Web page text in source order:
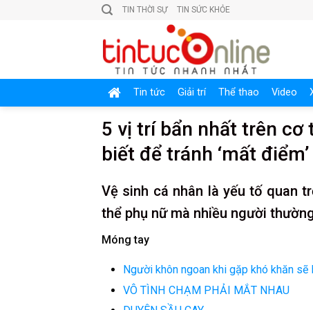
TIN THỜI SỰ TIN SỨC KHỎE
Tin tức Giải trí Thể thao Video
5 vị trí bẩn nhất trên cơ
biết để tránh ‘mất điểm’
Vệ sinh cá nhân là yếu tố quan
thể phụ nữ mà nhiều người
Móng tay
Người khôn ngoan khi gặp khó khăn
VÔ TÌNH CHẠM PHẢI MẮT NHAU